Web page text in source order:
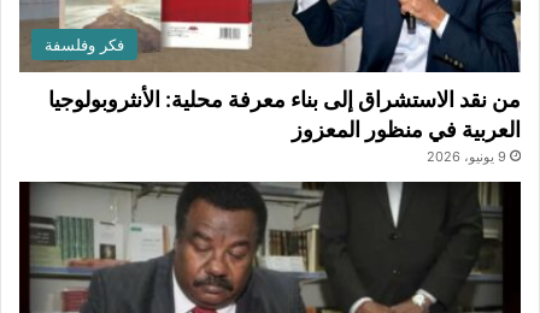
فكر وفلسفة
من نقد الاستشراق إلى بناء معرفة محلية: الأنثروبولوجيا
العربية في منظور المعزوز
9 يونيو، 2026